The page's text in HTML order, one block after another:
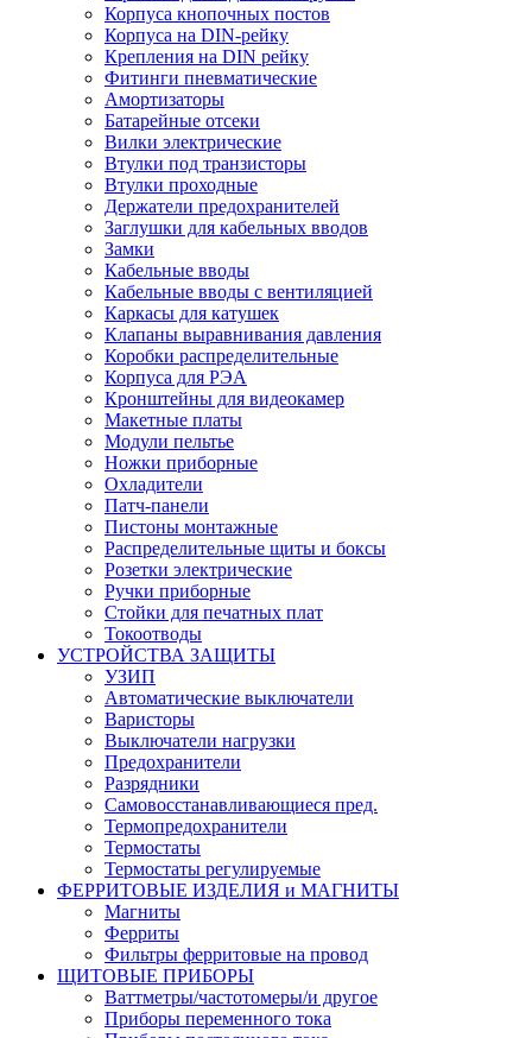
Корпуса кнопочных постов
Корпуса на DIN-рейку
Крепления на DIN рейку
Фитинги пневматические
Амортизаторы
Батарейные отсеки
Вилки электрические
Втулки под транзисторы
Втулки проходные
Держатели предохранителей
Заглушки для кабельных вводов
Замки
Кабельные вводы
Кабельные вводы с вентиляцией
Каркасы для катушек
Клапаны выравнивания давления
Коробки распределительные
Корпуса для РЭА
Кронштейны для видеокамер
Макетные платы
Модули пельтье
Ножки приборные
Охладители
Патч-панели
Пистоны монтажные
Распределительные щиты и боксы
Розетки электрические
Ручки приборные
Стойки для печатных плат
Токоотводы
УСТРОЙСТВА ЗАЩИТЫ
УЗИП
Автоматические выключатели
Варисторы
Выключатели нагрузки
Предохранители
Разрядники
Самовосстанавливающиеся пред.
Термопредохранители
Термостаты
Термостаты регулируемые
ФЕРРИТОВЫЕ ИЗДЕЛИЯ и МАГНИТЫ
Магниты
Ферриты
Фильтры ферритовые на провод
ЩИТОВЫЕ ПРИБОРЫ
Ваттметры/частотомеры/и другое
Приборы переменного тока